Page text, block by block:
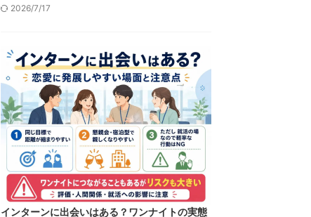
2026/7/17
インターンに出会いはある？ワンナイトの実態